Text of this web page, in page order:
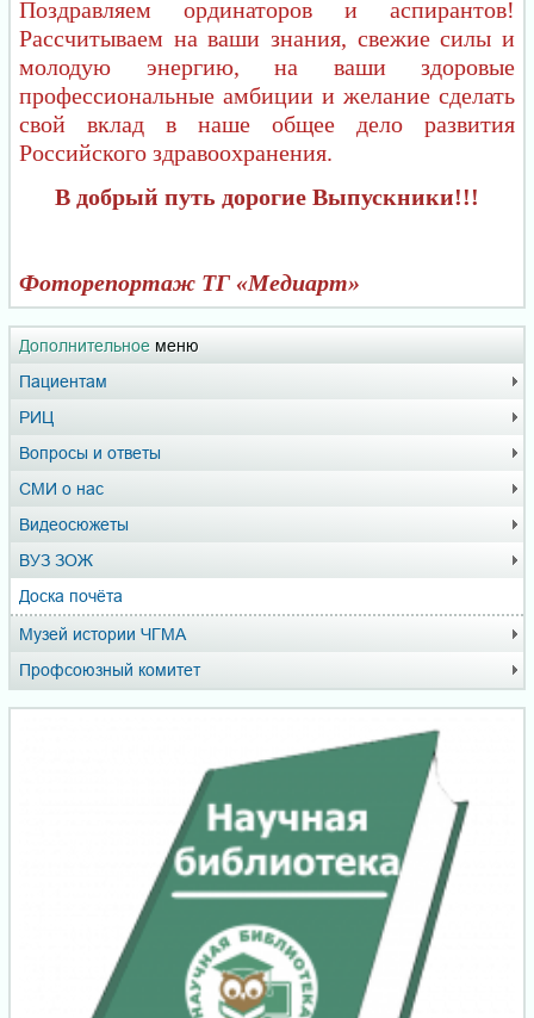
Дополнительное меню
Пациентам
РИЦ
Вопросы и ответы
СМИ о нас
Видеосюжеты
ВУЗ ЗОЖ
Доска почёта
Музей истории ЧГМА
Профсоюзный комитет
Поздравляем ординаторов и аспирантов!
Рассчитываем на ваши знания, свежие силы и
молодую энергию, на ваши здоровые
профессиональные амбиции и желание сделать
свой вклад в наше общее дело развития
Российского здравоохранения.
В добрый путь дорогие Выпускники!!!
Фоторепортаж ТГ «Медиарт»